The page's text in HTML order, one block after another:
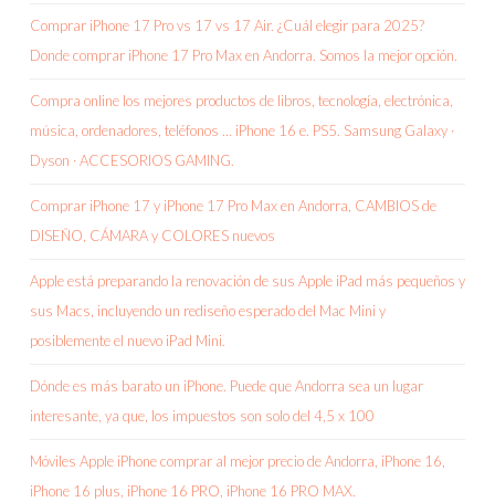
Comprar iPhone 17 Pro vs 17 vs 17 Air. ¿Cuál elegir para 2025?
Donde comprar iPhone 17 Pro Max en Andorra. Somos la mejor opción.
Compra online los mejores productos de libros, tecnología, electrónica,
música, ordenadores, teléfonos … iPhone 16 e. PS5. Samsung Galaxy ·
Dyson · ACCESORIOS GAMING.
Comprar iPhone 17 y iPhone 17 Pro Max en Andorra, CAMBIOS de
DISEÑO, CÁMARA y COLORES nuevos
Apple está preparando la renovación de sus Apple iPad más pequeños y
sus Macs, incluyendo un rediseño esperado del Mac Mini y
posiblemente el nuevo iPad Mini.
Dónde es más barato un iPhone. Puede que Andorra sea un lugar
interesante, ya que, los impuestos son solo del 4,5 x 100
Móviles Apple iPhone comprar al mejor precio de Andorra, iPhone 16,
iPhone 16 plus, iPhone 16 PRO, iPhone 16 PRO MAX.